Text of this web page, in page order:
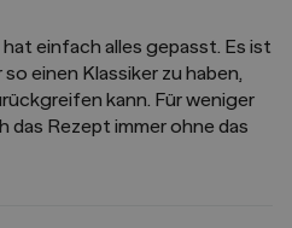
einfach alles gepasst. Es ist
einen Klassiker zu haben,
kann. Für weniger
das Rezept immer ohne das